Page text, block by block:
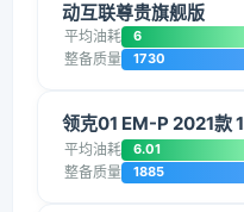
动互联尊贵旗舰版
平均油耗 6
整备质量 1730
领克01 EM-P 2021款
平均油耗 6.01
整备质量 1885